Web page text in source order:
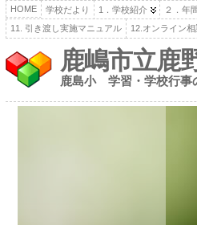
HOME 学校だより 1．学校紹介 ２．年
11. 引き渡し実施マニュアル
12.オンライン相
鹿嶋市立鹿
鹿島小 学習・学校行事